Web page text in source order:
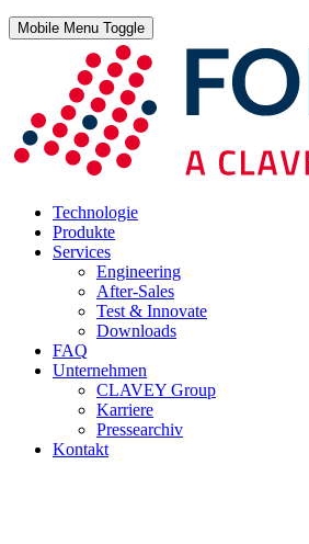
Mobile Menu Toggle
Technologie
Produkte
Services
Engineering
After-Sales
Test & Innovate
Downloads
FAQ
Unternehmen
CLAVEY Group
Karriere
Pressearchiv
Kontakt